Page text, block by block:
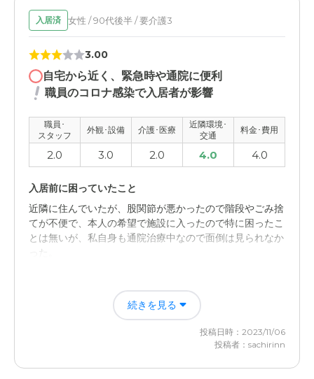
特に詳しく話しを聞いたり、見たりしていないので分から
ない部分が多いが、1人1人のできないことを手伝ってくれ
るような感じ。
近隣環境や交通アクセスについて
離にあるので、なにかあった時に便利
料金費用について
なら、お金を必要とかならばしっかひ払う必要あある。
入居済 女性 / 90代後半 / 要介護3
3.00
自宅から近く、緊急時や通院に便利
職員のコロナ感染で入居者が影響
職員･
スタッフ
外観･設備 介護･医療
近隣環境･
交通
料金･費用
2.0 3.0 2.0 4.0 4.0
入居前に困っていたこと
近隣に住んでいたが、股関節が悪かったので階段やごみ捨
てが不便で、本人の希望で施設に入ったので特に困ったこ
とは無いが、私自身も通院治療中なので面倒は見られなか
った。
現在は施設で必要な場合は、付き添い通院やお薬管理して
くれるので、本人が欲しいものや雑貨やお菓子は月に一度
ニチイケアセンター千葉花見川の評価
続きを見る
投稿日時：2023/11/06
投稿者：sachirinn